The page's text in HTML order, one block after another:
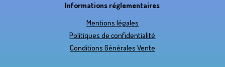
Informations réglementaires
Mentions légales
Politiques de confidentialité
Conditions Générales Vente